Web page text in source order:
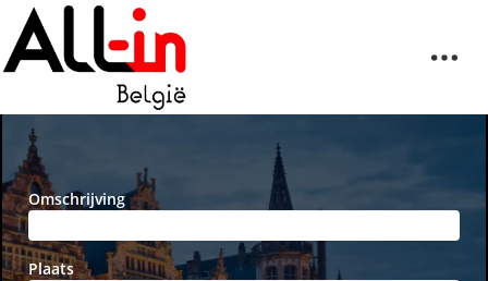
Omschrijving
Plaats